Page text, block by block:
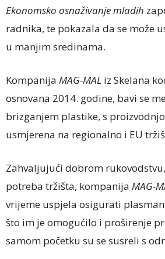
Ekonomsko osnaživanje mladih
radnika, te pokazala da se može
u manjim sredinama.
Kompanija MAG-MAL iz Skelana
osnovana 2014. godine, bavi se
brizganjem plastike, s
usmjerena na regionalno i EU
Zahvaljujući dobrom
potreba tržišta, kompanija MAG-
vrijeme uspjela osigurati
što im je omogućilo i proširenje
samom početku su se susreli s